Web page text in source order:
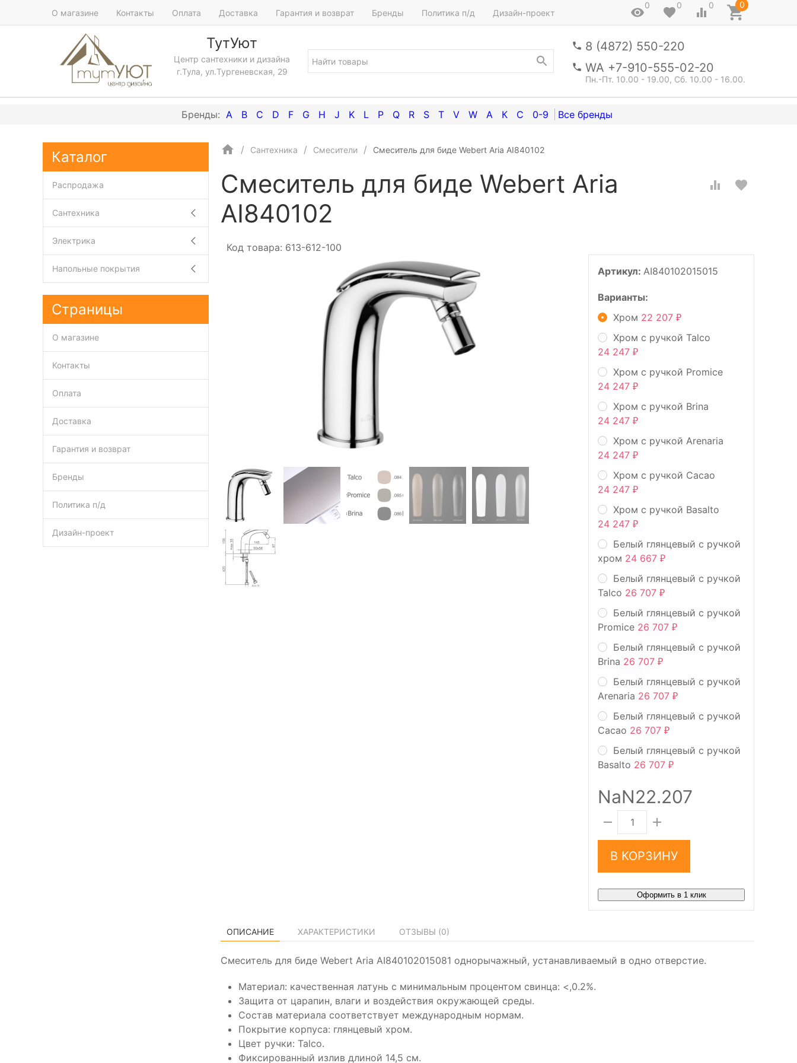
О магазине Контакты Оплата Доставка Гарантия и возврат Бренды Политика п/д Дизайн-проект
0 0 0 0
ТутУют
Центр сантехники и дизайна
г.Тула, ул.Тургеневская, 29
8 (4872) 550-220
WA +7-910-555-02-20
Пн.-Пт. 10.00 - 19.00, Сб. 10.00 - 16.00.
A B C D F G H J K L P Q R S T V W А К С 0-9
Сантехника Смесители Смеситель для биде Webert Aria AI840102
Смеситель для биде Webert Aria
AI840102
Код товара: 613-612-100
Артикул: AI840102015015
Варианты:
Хром 22 207 ₽
Хром с ручкой Talco
24 247 ₽
Хром с ручкой Promice
24 247 ₽
Хром с ручкой Brina
24 247 ₽
Хром с ручкой Arenaria
24 247 ₽
Хром с ручкой Cacao
24 247 ₽
Хром с ручкой Basalto
24 247 ₽
Белый глянцевый с ручкой
хром 24 667 ₽
Белый глянцевый с ручкой
Talco 26 707 ₽
Белый глянцевый с ручкой
Promice 26 707 ₽
Белый глянцевый с ручкой
Brina 26 707 ₽
Белый глянцевый с ручкой
Arenaria 26 707 ₽
Белый глянцевый с ручкой
Cacao 26 707 ₽
Белый глянцевый с ручкой
Basalto 26 707 ₽
NaN22.207
В КОРЗИНУ
Оформить в 1 клик
ОПИСАНИЕ ХАРАКТЕРИСТИКИ ОТЗЫВЫ (0)
Смеситель для биде Webert Aria AI840102015081 однорычажный, устанавливаемый в одно отверстие.
Материал: качественная латунь с минимальным процентом свинца: <,0.2%.
Защита от царапин, влаги и воздействия окружающей среды.
Состав материала соответствует международным нормам.
Покрытие корпуса: глянцевый хром.
Цвет ручки: Talco.
Фиксированный излив длиной 14,5 см.
Каталог
Распродажа
Сантехника
Электрика
Напольные покрытия
Страницы
О магазине
Контакты
Оплата
Доставка
Гарантия и возврат
Бренды
Политика п/д
Дизайн-проект